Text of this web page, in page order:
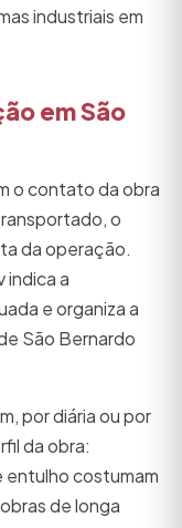
industriais em
em São
o contato da obra
o
da operação.
indica a
e organiza a
São Bernardo
por diária ou por
da obra:
costumam
de longa